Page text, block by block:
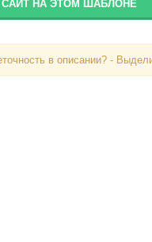
САЙТ НА ЭТОМ ШАБЛОНЕ
в описании? -